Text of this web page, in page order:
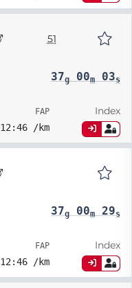
51
37g00m03s
FAP
12:46 /km
Index
37g00m29s
FAP
12:46 /km
Index